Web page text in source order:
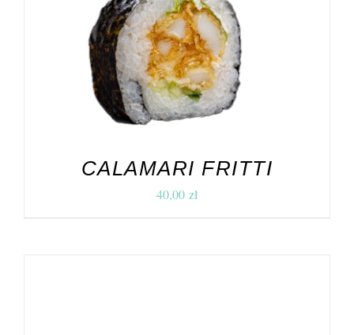
DODAJ DO KOSZYKA / SZCZEGÓŁY
CALAMARI FRITTI
40,00 zł